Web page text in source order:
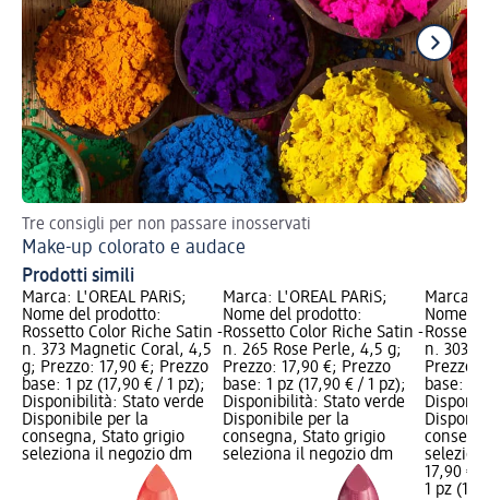
Tre consigli per non passare inosservati
Make-up colorato e audace
Prodotti simili
Marca: L'ORÉAL PARiS;
Nome del prodotto:
Rossetto Color Riche Satin -
n. 373 Magnetic Coral, 4,5
g; Prezzo: 17,90 €; Prezzo
base: 1 pz (17,90 € / 1 pz);
Disponibilità: Stato verde
Disponibile per la
consegna, Stato grigio
seleziona il negozio dm
Marca: L'ORÉAL PARiS;
Nome del prodotto:
Rossetto Color Riche Satin -
n. 265 Rose Perle, 4,5 g;
Prezzo: 17,90 €; Prezzo
base: 1 pz (17,90 € / 1 pz);
Disponibilità: Stato verde
Disponibile per la
consegna, Stato grigio
seleziona il negozio dm
Marca:
Nome
n. 303
Prezzo:
base: 1
17,90 €
1 pz